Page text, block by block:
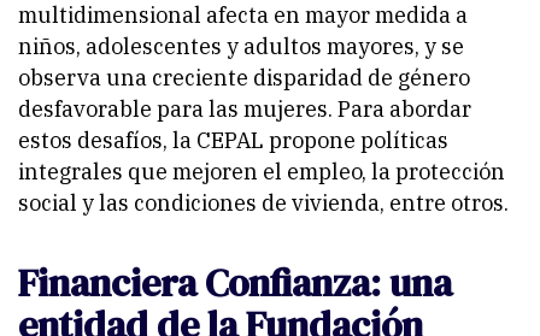
multidimensional afecta en mayor medida a
niños, adolescentes y adultos mayores, y se
observa una creciente disparidad de género
desfavorable para las mujeres. Para abordar
estos desafíos, la CEPAL propone políticas
integrales que mejoren el empleo, la protección
social y las condiciones de vivienda, entre otros.
Financiera Confianza: una
entidad de la Fundación